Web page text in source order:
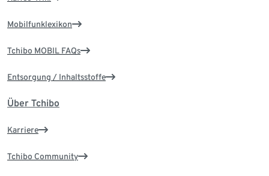
Mobilfunklexikon
Tchibo MOBIL FAQs
Entsorgung / Inhaltsstoffe
Über Tchibo
Karriere
Tchibo Community